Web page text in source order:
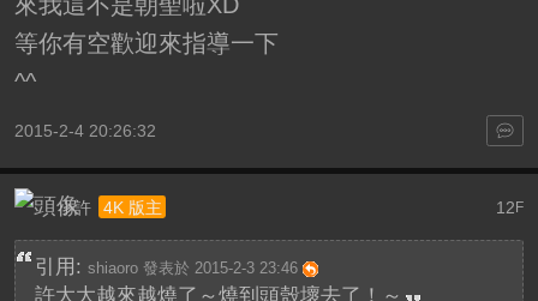
等你有空歡迎來指導一下
^^
2015-2-4 20:26:32
12F
小許 4K 版主
引用: shiaoro 發表於 2015-2-3 23:46
許大大越來越燒了～燒到頭殼壞去了！～